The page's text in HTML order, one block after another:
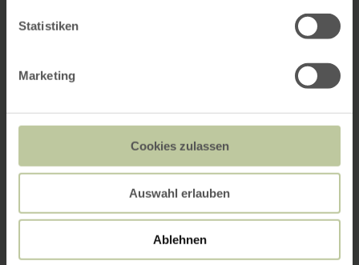
Statistiken
Marketing
Cookies zulassen
Auswahl erlauben
Ablehnen